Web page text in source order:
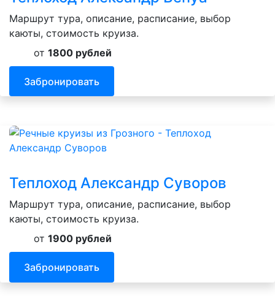
Маршрут тура, описание, расписание, выбор
каюты, стоимость круиза.
от 1800 рублей
Забронировать
Теплоход Александр Суворов
Маршрут тура, описание, расписание, выбор
каюты, стоимость круиза.
от 1900 рублей
Забронировать